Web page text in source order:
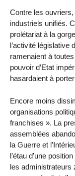
Contre les ouvriers,
industriels unifiés.
prolétariat à la
l’activité législative
ramenaient à
pouvoir d’Etat
hasardaient à
Encore moins
organisations
franchises ». La
assemblées
la Guerre et
l’étau d’une
les administrateurs